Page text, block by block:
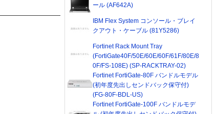
ール (AF642A)
IBM Flex System コンソール・ブレイ
クアウト・ケーブル (81Y5286)
Fortinet Rack Mount Tray
(FortiGate40F/50E/60E/60F/61F/80E/8
0F/FS-108E) (SP-RACKTRAY-02)
Fortinet FortiGate-80F バンドルモデル
(初年度先出しセンドバック保守付)
(FG-80F-BDL-US)
Fortinet FortiGate-100F バンドルモデ